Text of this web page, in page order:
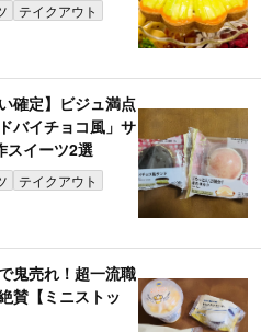
テイクアウト
確定】ビジュ満点
バイチョコ風」サ
スイーツ2選
テイクアウト
鬼売れ！超一流職
賛【ミニストッ